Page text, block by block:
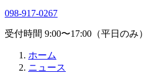
098-917-0267
受付時間 9:00〜17:00（平日のみ）
ホーム
ニュース